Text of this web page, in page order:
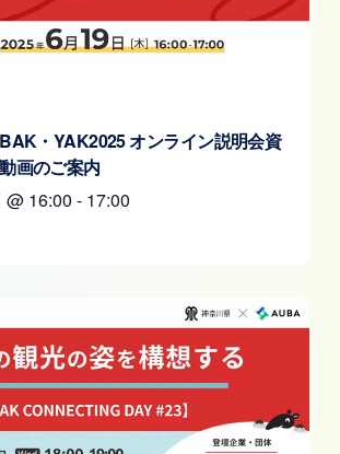
BAK・YAK2025 オンライン説明会資
画のご案内
@ 16:00 - 17:00